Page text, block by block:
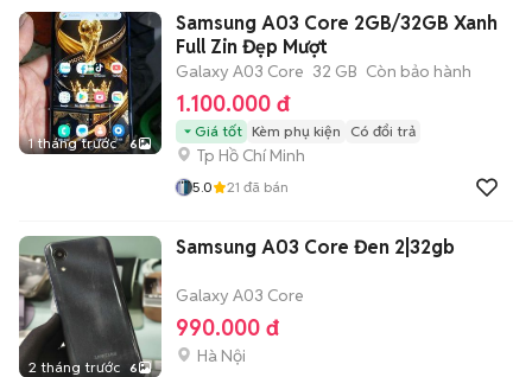
1 tháng trước 6
Samsung A03 Core 2GB/32GB Xanh
Full Zin Đẹp Mượt
Galaxy A03 Core 32 GB Còn bảo hành
1.100.000 đ
Giá tốt Kèm phụ kiện Có đổi trả
Tp Hồ Chí Minh
5.0 21 đã bán
2 tháng trước 6
Samsung A03 Core Đen 2|32gb
Galaxy A03 Core
990.000 đ
Hà Nội